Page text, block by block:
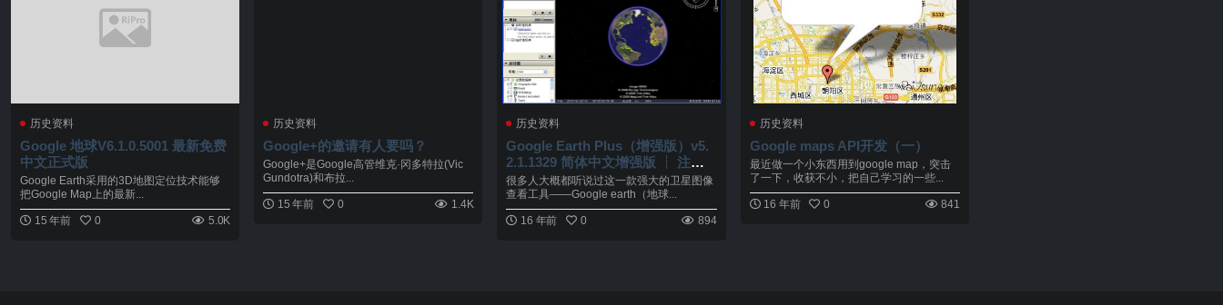
历史资料
Google 地球V6.1.0.5001 最新免费
中文正式版
Google Earth采用的3D地图定位技术能够
把Google Map上的最新...
15 年前 0 5.0K
历史资料
Google+的邀请有人要吗？
Google+是Google高管维克·冈多特拉(Vic
Gundotra)和布拉...
15 年前 0 1.4K
历史资料
Google Earth Plus（增强版）v5.
2.1.1329 简体中文增强版 ┆ 注册
机下载
很多人大概都听说过这一款强大的卫星图像
查看工具——Google earth（地球...
16 年前 0 894
历史资料
Google maps API开发（一）
最近做一个小东西用到google map，突击
了一下，收获不小，把自己学习的一些...
16 年前 0 841